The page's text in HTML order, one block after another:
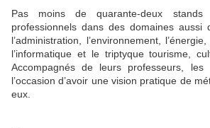
Pas moins de quarante-deux
professionnels dans des domaines aussi
l’administration, l’environnement,
l’informatique et le triptyque tourisme,
Accompagnés de leurs professeurs, les
l’occasion d’avoir une vision pratique de
eux.